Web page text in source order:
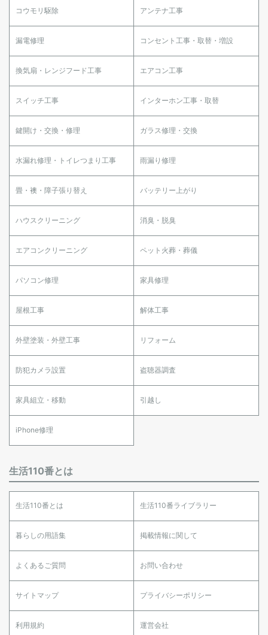
コウモリ駆除 アンテナ工事
漏電修理 コンセント工事・取替・増設
換気扇・レンジフード工事 エアコン工事
スイッチ工事 インターホン工事・取替
鍵開け・交換・修理 ガラス修理・交換
水漏れ修理・トイレつまり工事 雨漏り修理
畳・襖・障子張り替え バッテリー上がり
ハウスクリーニング 消臭・脱臭
エアコンクリーニング ペット火葬・葬儀
パソコン修理 家具修理
屋根工事 解体工事
外壁塗装・外壁工事 リフォーム
防犯カメラ設置 盗聴器調査
家具組立・移動 引越し
iPhone修理
生活110番とは
生活110番とは 生活110番ライブラリー
暮らしの用語集 掲載情報に関して
よくあるご質問 お問い合わせ
サイトマップ プライバシーポリシー
利用規約 運営会社